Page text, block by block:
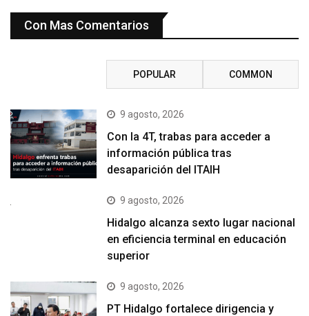
Con Mas Comentarios
POPULAR COMMON
9 agosto, 2026
Con la 4T, trabas para acceder a
información pública tras
desaparición del ITAIH
9 agosto, 2026
Hidalgo alcanza sexto lugar nacional
en eficiencia terminal en educación
superior
9 agosto, 2026
PT Hidalgo fortalece dirigencia y